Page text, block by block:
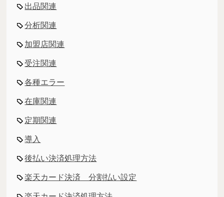
出品関連
分析関連
加盟店関連
受注関連
各種エラー
在庫関連
定期関連
導入
後払い決済処理方法
楽天カード決済 分割払い設定